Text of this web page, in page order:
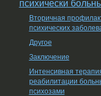
Вторичная
психических
Другое
Заключение
Интенсивная
реабилитации
психозами